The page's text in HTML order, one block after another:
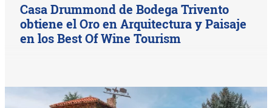
Casa Drummond de Bodega Trivento
obtiene el Oro en Arquitectura y Paisaje
en los Best Of Wine Tourism